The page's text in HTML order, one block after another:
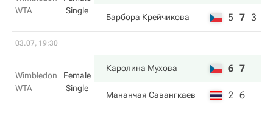
WTA
Single
Барбора Крейчикова 5 7 3
03.07, 19:30
Wimbledon
WTA
Female
Single
Каролина Мухова 6 7
Мананчая Савангкаев 2 6